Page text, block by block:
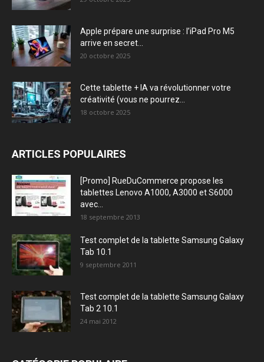
Apple prépare une surprise : l’iPad Pro M5
arrive en secret...
20 octobre 2025
Cette tablette + IA va révolutionner votre
créativité (vous ne pourrez...
18 octobre 2025
ARTICLES POPULAIRES
[Promo] RueDuCommerce propose les
tablettes Lenovo A1000, A3000 et S6000
avec...
18 septembre 2013
Test complet de la tablette Samsung Galaxy
Tab 10.1
9 septembre 2011
Test complet de la tablette Samsung Galaxy
Tab 2 10.1
24 mai 2012